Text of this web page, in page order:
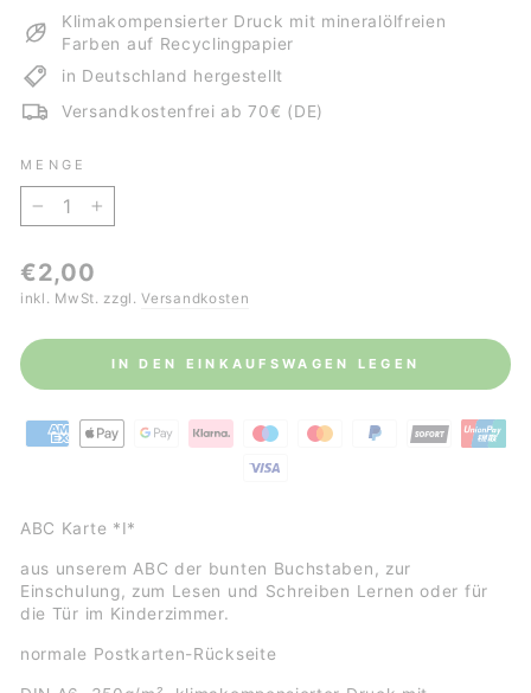
Klimakompensierter Druck mit mineralölfreien
Farben auf Recyclingpapier
in Deutschland hergestellt
Versandkostenfrei ab 70€ (DE)
MENGE
Normaler
Preis
€2,00
inkl. MwSt. zzgl.Versandkosten
IN DEN EINKAUFSWAGEN LEGEN
ABC Karte *I*
aus unserem ABC der bunten Buchstaben, zur
Einschulung, zum Lesen und Schreiben Lernen oder für
die Tür im Kinderzimmer.
normale Postkarten-Rückseite